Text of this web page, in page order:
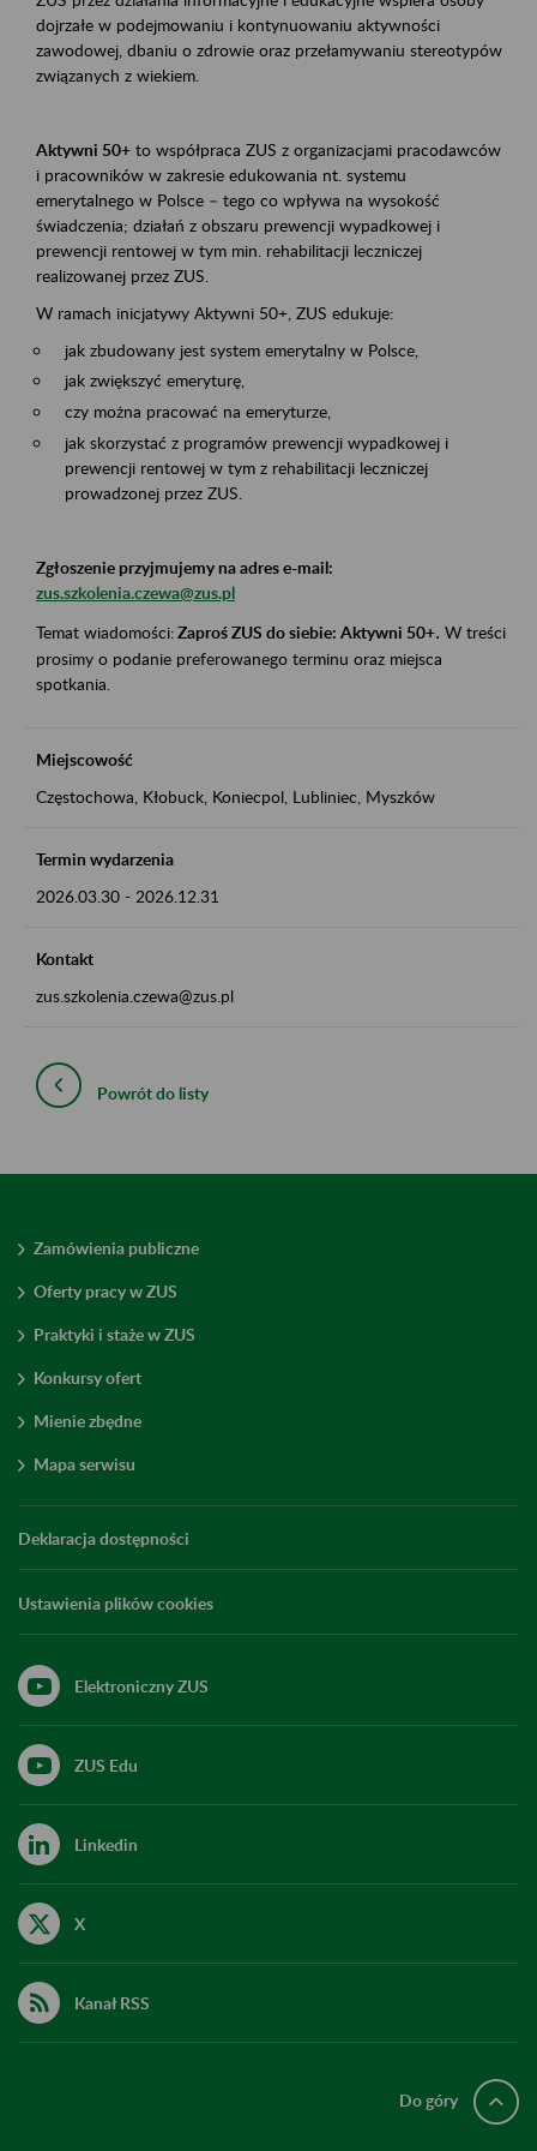
dojrzałe w podejmowaniu i kontynuowaniu aktywności
zawodowej, dbaniu o zdrowie oraz przełamywaniu stereotypów
związanych z wiekiem.
Aktywni 50+ to współpraca ZUS z organizacjami pracodawców
i pracowników w zakresie edukowania nt. systemu
emerytalnego w Polsce – tego co wpływa na wysokość
świadczenia; działań z obszaru prewencji wypadkowej i
prewencji rentowej w tym min. rehabilitacji leczniczej
realizowanej przez ZUS.
W ramach inicjatywy Aktywni 50+, ZUS edukuje:
jak zbudowany jest system emerytalny w Polsce,
jak zwiększyć emeryturę,
czy można pracować na emeryturze,
jak skorzystać z programów prewencji wypadkowej i
prewencji rentowej w tym z rehabilitacji leczniczej
prowadzonej przez ZUS.
Zgłoszenie przyjmujemy na adres e-mail:
zus.szkolenia.czewa@zus.pl
Temat wiadomości:Zaproś ZUS do siebie: Aktywni 50+. W treści
prosimy o podanie preferowanego terminu oraz miejsca
spotkania.
Miejscowość
Częstochowa, Kłobuck, Koniecpol, Lubliniec, Myszków
Termin wydarzenia
2026.03.30 - 2026.12.31
Kontakt
zus.szkolenia.czewa@zus.pl
Powrót do listy
Zamówienia publiczne
Oferty pracy w ZUS
Praktyki i staże w ZUS
Konkursy ofert
Mienie zbędne
Mapa serwisu
Deklaracja dostępności
Ustawienia plików cookies
Elektroniczny ZUS
ZUS Edu
Linkedin
X
Kanał RSS
Do góry